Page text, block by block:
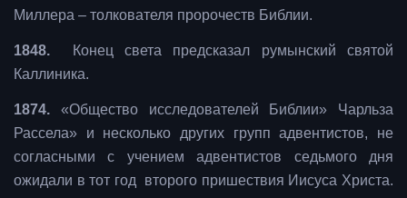
Миллера – толкователя пророчеств Библии.
1848. Конец света предсказал румынский святой
Каллиника.
1874. «Общество исследователей Библии» Чарльза
Рассела» и несколько других групп адвентистов, не
согласными с учением адвентистов седьмого дня
ожидали в тот год второго пришествия Иисуса Христа.